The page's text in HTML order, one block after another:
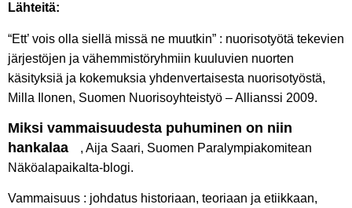
Lähteitä:
“Ett’ vois olla siellä missä ne muutkin” : nuorisotyötä tekevien
järjestöjen ja vähemmistöryhmiin kuuluvien nuorten
käsityksiä ja kokemuksia yhdenvertaisesta nuorisotyöstä,
Milla Ilonen, Suomen Nuorisoyhteistyö – Allianssi 2009.
Miksi vammaisuudesta puhuminen on niin
hankalaa
, Aija Saari, Suomen Paralympiakomitean
Näköalapaikalta-blogi.
Vammaisuus : johdatus historiaan, teoriaan ja etiikkaan,